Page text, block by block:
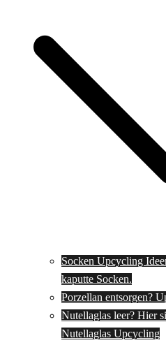
Socken Upcycling
kaputte Socken.
Porzellan entsorgen?
Nutellaglas leer? Hier
Nutellaglas Upcycling